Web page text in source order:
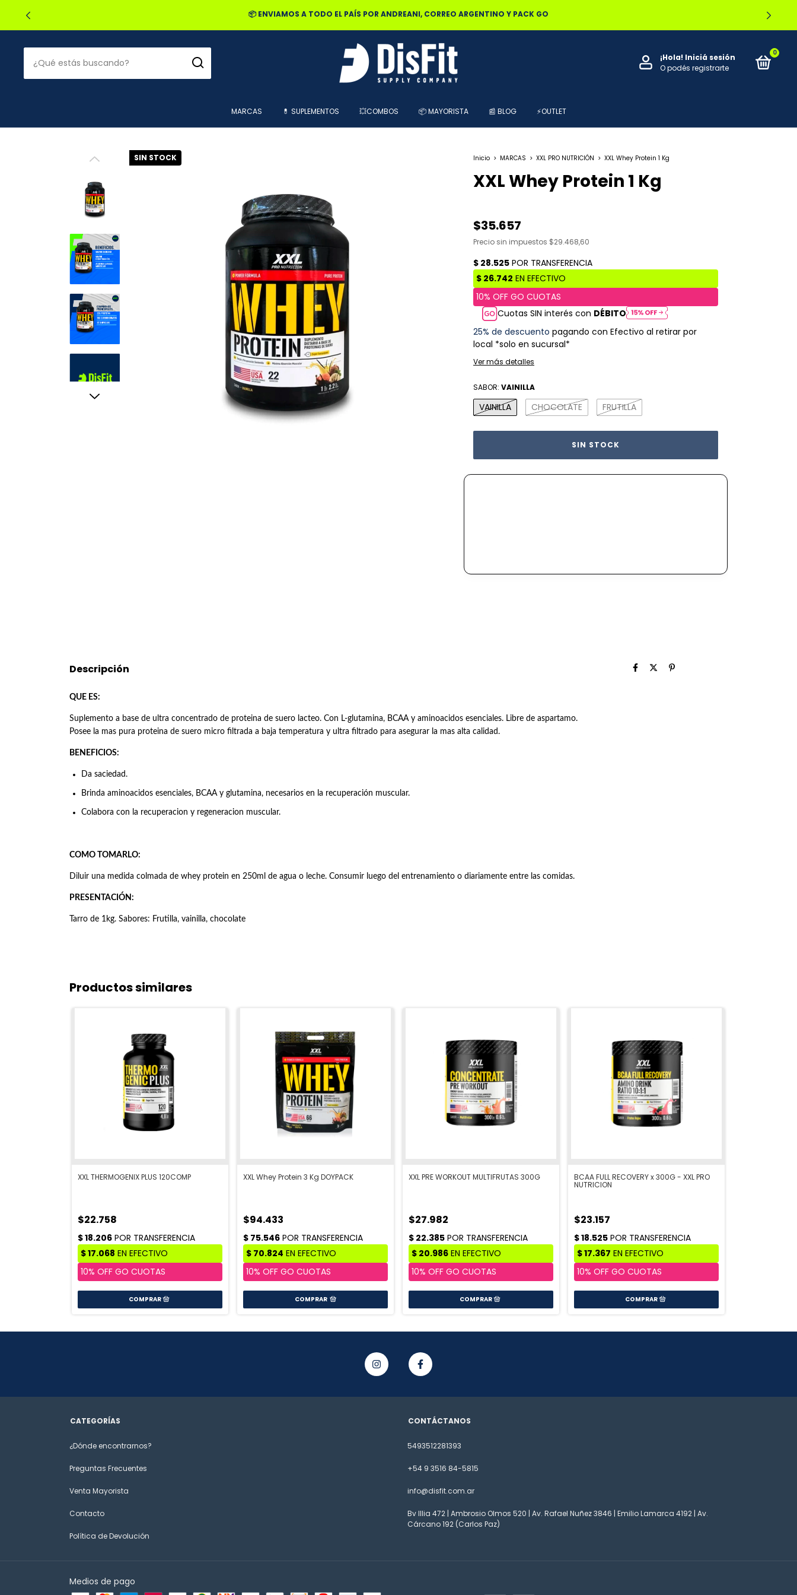
🔥20% OFF POR TRANSFERENCIA | 25% OFF EN EFECTIVO RETIRANDO EN LOCAL
¡Hola! Iniciá sesión
O podés registrarte
0
MARCAS 💊 SUPLEMENTOS 💥COMBOS 📦 MAYORISTA 📰 BLOG ⚡OUTLET
SIN STOCK Inicio > MARCAS > XXL PRO NUTRICIÓN > XXL Whey Protein 1 Kg
XXL Whey Protein 1 Kg
$35.657
Precio sin impuestos $29.468,60
Cuotas SIN interés con DÉBITO
25% de descuento pagando con Efectivo al retirar por
local *solo en sucursal*
Ver más detalles
SABOR: VAINILLA
VAINILLA CHOCOLATE FRUTILLA
Descripción
QUE ES:
Suplemento a base de ultra concentrado de proteina de suero lacteo. Con L-glutamina, BCAA y aminoacidos esenciales. Libre de aspartamo.
Posee la mas pura proteina de suero micro filtrada a baja temperatura y ultra filtrado para asegurar la mas alta calidad.
BENEFICIOS:
Da saciedad.
Brinda aminoacidos esenciales, BCAA y glutamina, necesarios en la recuperación muscular.
Colabora con la recuperacion y regeneracion muscular.
COMO TOMARLO:
Diluir una medida colmada de whey protein en 250ml de agua o leche. Consumir luego del entrenamiento o diariamente entre las comidas.
PRESENTACIÓN:
Tarro de 1kg. Sabores: Frutilla, vainilla, chocolate
Productos similares
XXL THERMOGENIX PLUS 120COMP
$22.758
XXL Whey Protein 3 Kg DOYPACK
$94.433
COMPRAR
XXL PRE WORKOUT MULTIFRUTAS 300G
$27.982
BCAA FULL RECOVERY x 300G - XXL PRO
NUTRICION
$23.157
CATEGORÍAS
¿Dónde encontrarnos?
Preguntas Frecuentes
Venta Mayorista
Contacto
Política de Devolución
CONTÁCTANOS
5493512281393
+54 9 3516 84-5815
info@disfit.com.ar
Bv Illia 472 | Ambrosio Olmos 520 | Av. Rafael Nuñez 3846 | Emilio Lamarca 4192 | Av.
Cárcano 192 (Carlos Paz)
Medios de pago